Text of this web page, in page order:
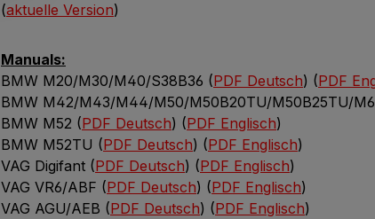
(aktuelle Version)
Manuals:
BMW M20/M30/M40/S38B36 (PDF Deutsch) (PDF
BMW M42/M43/M44/M50/M50B20TU/M50B25TU/
BMW M52 (PDF Deutsch) (PDF Englisch)
BMW M52TU (PDF Deutsch) (PDF Englisch)
VAG Digifant (PDF Deutsch) (PDF Englisch)
VAG VR6/ABF (PDF Deutsch) (PDF Englisch)
VAG AGU/AEB (PDF Deutsch) (PDF Englisch)